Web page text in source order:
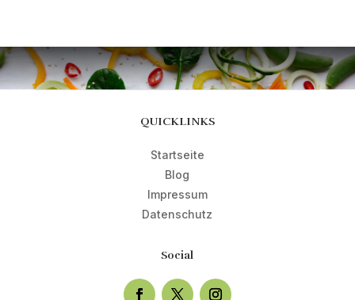
QUICKLINKS
Startseite
Blog
Impressum
Datenschutz
Social